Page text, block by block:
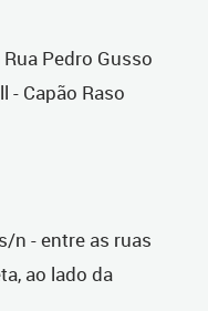
Pedro Gusso
- Capão Raso
n - entre as ruas
ao lado da